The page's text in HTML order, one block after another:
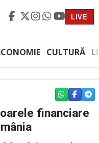
LIVE
CULTURĂ
WHATSAPP
financiare